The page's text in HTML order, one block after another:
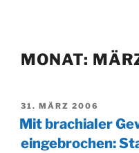
MONAT:
VERÖFFENTLICHT
AM
31. MÄRZ 2006
Mit brachialer
eingebrochen: